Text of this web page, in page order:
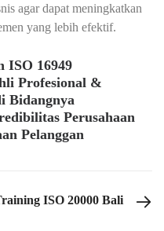
agar dapat meningkatkan
yang lebih efektif.
ISO 16949
Profesional &
Bidangnya
Perusahaan
Pelanggan
NEXT POST
ISO 20000 Bali